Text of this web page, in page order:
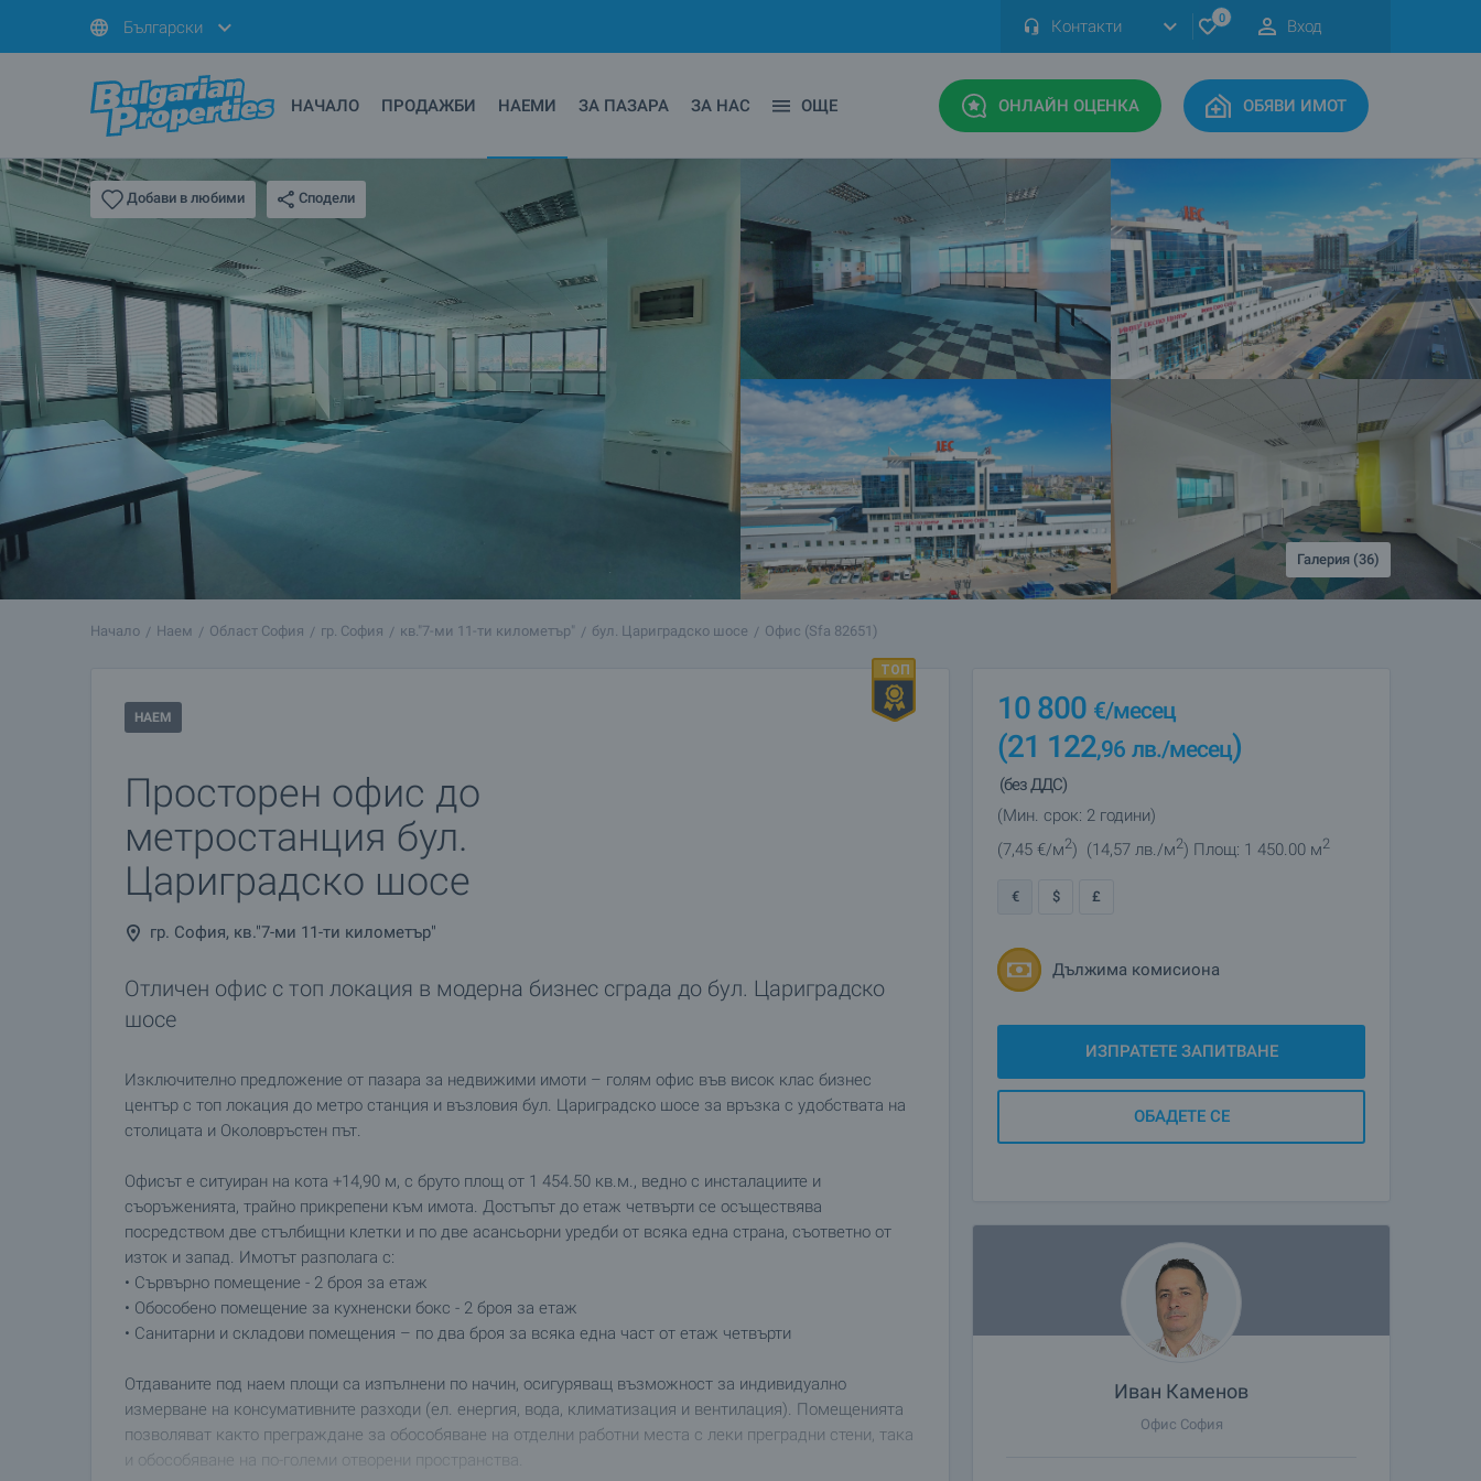
Български Контакти 0 Вход
НАЧАЛО ПРОДАЖБИ НАЕМИ ЗА ПАЗАРА ЗА НАС ОЩЕ ОНЛАЙН ОЦЕНКА ОБЯВИ ИМОТ
Добави в любими Сподели
Галерия (36)
Начало Наем Област София гр. София кв."7-ми 11-ти километър" бул. Цариградско шосе Офис (Sfa 82651)
НАЕМ
Просторен офис до
метростанция бул.
Цариградско шосе
гр. София, кв."7-ми 11-ти километър"
Отличен офис с топ локация в модерна бизнес сграда до бул. Цариградско
шосе
Изключително предложение от пазара за недвижими имоти – голям офис във висок клас бизнес
център с топ локация до метро станция и възловия бул. Цариградско шосе за връзка с удобствата на
столицата и Околовръстен път.
Офисът е ситуиран на кота +14,90 м, с бруто площ от 1 454.50 кв.м., ведно с инсталациите и
съоръженията, трайно прикрепени към имота. Достъпът до етаж четвърти се осъществява
посредством две стълбищни клетки и по две асансьорни уредби от всяка една страна, съответно от
изток и запад. Имотът разполага с:
• Сървърно помещение - 2 броя за етаж
• Обособено помещение за кухненски бокс - 2 броя за етаж
• Санитарни и складови помещения – по два броя за всяка една част от етаж четвърти
Отдаваните под наем площи са изпълнени по начин, осигуряващ възможност за индивидуално
измерване на консумативните разходи (ел. енергия, вода, климатизация и вентилация). Помещенията
позволяват както преграждане за обособяване на отделни работни места с леки преградни стени, така
и обособяване на по-големи отворени пространства.
10 800 €/месец
(21 122,96 лв./месец)
(без ДДС)
(Мин. срок: 2 години)
(7,45 €/м2) (14,57 лв./м2) Площ: 1 450.00 м2
€ $ £
Дължима комисиона
ИЗПРАТЕТЕ ЗАПИТВАНЕ
ОБАДЕТЕ СЕ
Иван Каменов
Офис София